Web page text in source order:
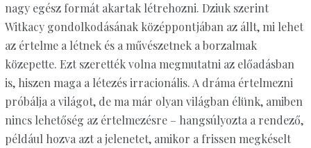
nagy egész formát akartak létrehozni. Dziuk szerint
Witkacy gondolkodásának középpontjában az állt, mi lehet
az értelme a létnek és a művészetnek a borzalmak
közepette. Ezt szerették volna megmutatni az előadásban
is, hiszen maga a létezés irracionális. A dráma értelmezni
próbálja a világot, de ma már olyan világban élünk, amiben
nincs lehetőség az értelmezésre – hangsúlyozta a rendező,
például hozva azt a jelenetet, amikor a frissen megkéselt